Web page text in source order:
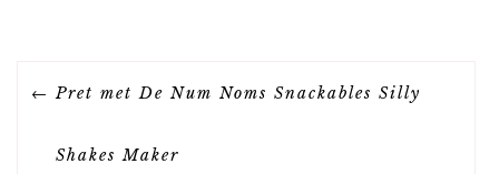
B Pret met De Num Noms Snackables Silly
Shakes Maker